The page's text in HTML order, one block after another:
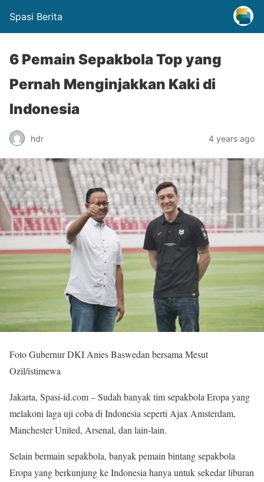
Spasi Berita
6 Pemain Sepakbola Top yang
Pernah Menginjakkan Kaki di
Indonesia
hdr 4 years ago
Foto Gubernur DKI Anies Baswedan bersama Mesut
Ozil/istimewa
Jakarta, Spasi-id.com – Sudah banyak tim sepakbola Eropa yang
melakoni laga uji coba di Indonesia seperti Ajax Amsterdam,
Manchester United, Arsenal, dan lain-lain.
Selain bermain sepakbola, banyak pemain bintang sepakbola
Eropa yang berkunjung ke Indonesia hanya untuk sekedar liburan